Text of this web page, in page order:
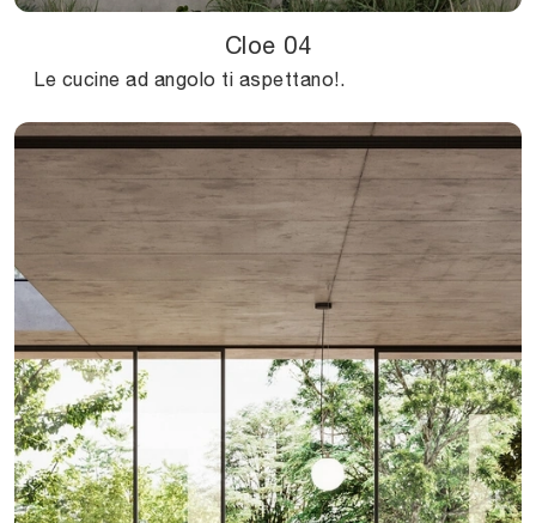
Cloe 04
Le cucine ad angolo ti aspettano!.